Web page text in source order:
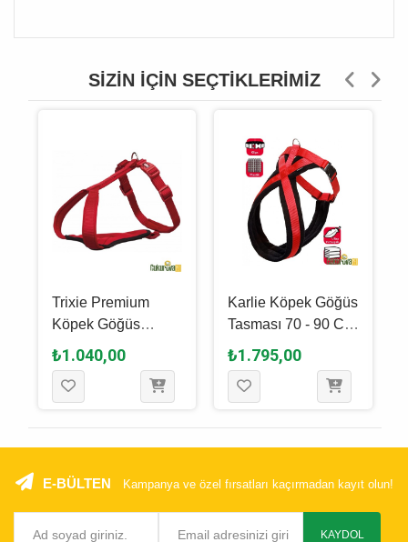
SIZIN İÇIN SEÇTIKLERIMIZ
Trixie Premium
Köpek Göğüs
Tasması Xs 33 - 42
Cm x 10 Mm -
Kırmızı
₺1.040,00
Karlie Köpek Göğüs
Tasması 70 - 90 Cm
Siyah - Kırmızı
₺1.795,00
E-BÜLTEN Kampanya ve özel fırsatları kaçırmadan kayıt olun!
KAYDOL